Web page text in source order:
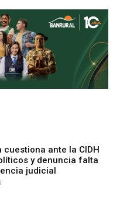
cuestiona ante la CIDH
y denuncia falta
judicial